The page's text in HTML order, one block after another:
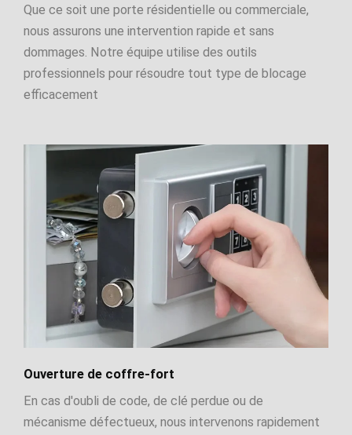
Que ce soit une porte résidentielle ou commerciale,
nous assurons une intervention rapide et sans
dommages. Notre équipe utilise des outils
professionnels pour résoudre tout type de blocage
efficacement
Ouverture de coffre-fort
En cas d'oubli de code, de clé perdue ou de
mécanisme défectueux, nous intervenons rapidement